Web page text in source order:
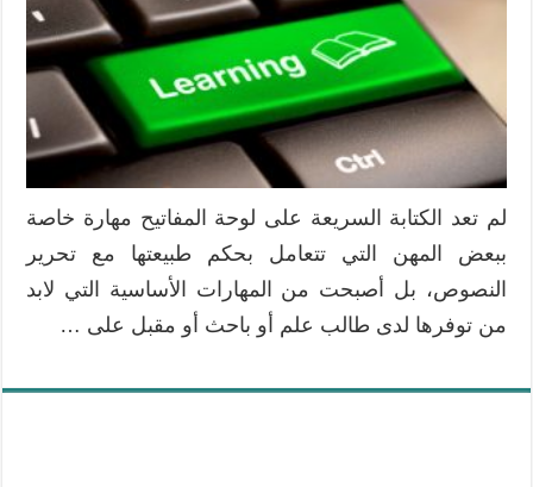
لم تعد الكتابة السريعة على لوحة المفاتيح مهارة خاصة
ببعض المهن التي تتعامل بحكم طبيعتها مع تحرير
النصوص، بل أصبحت من المهارات الأساسية التي لابد
من توفرها لدى طالب علم أو باحث أو مقبل على …